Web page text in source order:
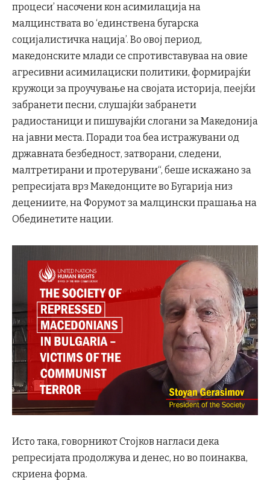
процеси’ насочени кон асимилација на
малцинствата во ‘единствена бугарска
социјалистичка нација’. Во овој период,
македонските млади се спротивставуваа на овие
агресивни асимилациски политики, формирајќи
кружоци за проучување на својата историја, пеејќи
забранети песни, слушајќи забранети
радиостаници и пишувајќи слогани за Македонија
на јавни места. Поради тоа беа истражувани од
државната безбедност, затворани, следени,
малтретирани и протерувани“, беше искажано за
репресијата врз Македонците во Бугарија низ
децениите, на Форумот за малцински прашања на
Обединетите нации.
Исто така, говорникот Стојков нагласи дека
репресијата продолжува и денес, но во поинаква,
скриена форма.